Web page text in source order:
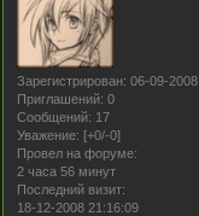
Зарегистрирован: 06-09-2008
Приглашений: 0
Сообщений: 17
Уважение: [+0/-0]
Провел на форуме:
2 часа 56 минут
Последний визит:
18-12-2008 21:16:09